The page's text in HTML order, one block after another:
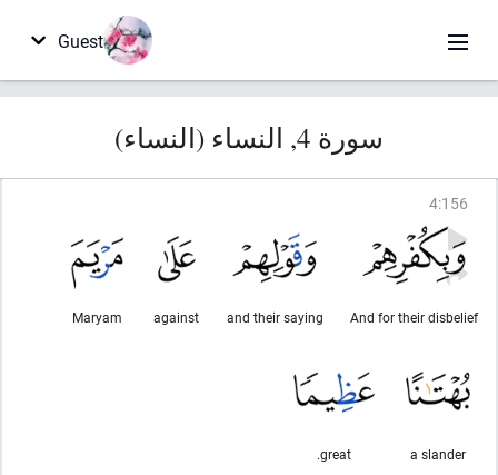
Guest
سورة 4, النساء (النساء)
4:156
And for their disbelief
and their saying
against
Maryam
a slander
great.